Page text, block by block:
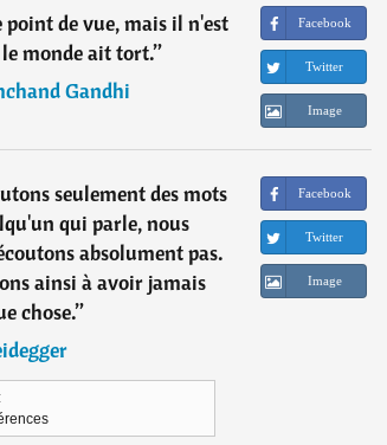
de vue, mais il n'est
monde ait tort.”
Gandhi
Facebook
Twitter
Image
seulement des mots
qui parle, nous
absolument pas.
ainsi à avoir jamais
chose.”
Facebook
Twitter
Image